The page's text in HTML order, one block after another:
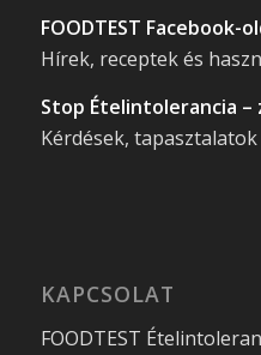
FOODTEST Facebook-
Hírek, receptek és
Stop Ételintolerancia
Kérdések,
KAPCSOLAT
FOODTEST